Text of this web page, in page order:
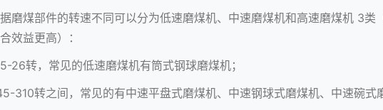
磨煤部件的转速不同可以分为低速磨煤机、中速磨煤机和高速磨煤机 3类
益更高）：
26转，常见的低速磨煤机有筒式钢球磨煤机；
310转之间，常见的有中速平盘式磨煤机、中速钢球式磨煤机、中速碗式